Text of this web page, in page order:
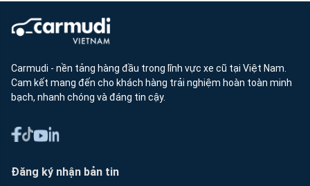
Carmudi - nền tảng hàng đầu trong lĩnh vực xe cũ tại Việt Nam.
Cam kết mang đến cho khách hàng trải nghiệm hoàn toàn minh
bạch, nhanh chóng và đáng tin cậy.
Đăng ký nhận bản tin